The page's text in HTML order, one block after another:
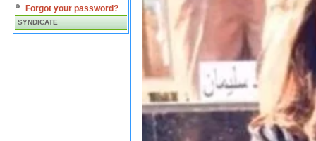
Forgot your password?
SYNDICATE